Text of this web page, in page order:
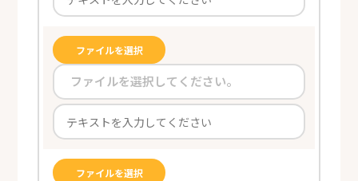
ファイルを選択
ファイルを選択してください。
ファイルを選択